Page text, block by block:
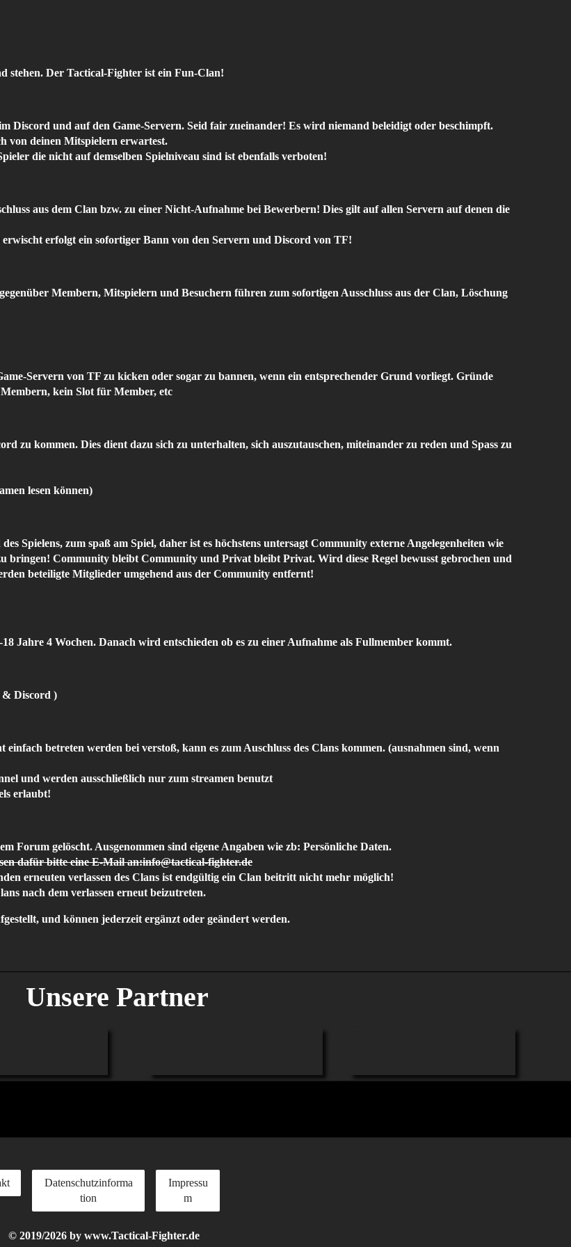
stehen. Der Tactical-Fighter ist ein Fun-Clan!
Discord und auf den Game-Servern. Seid fair zueinander! Es wird niemand beleidigt oder beschimpft.
von deinen Mitspielern erwartest.
die nicht auf demselben Spielniveau sind ist ebenfalls verboten!
aus dem Clan bzw. zu einer Nicht-Aufnahme bei Bewerbern! Dies gilt auf allen Servern auf denen die
erfolgt ein sofortiger Bann von den Servern und Discord von TF!
Membern, Mitspielern und Besuchern führen zum sofortigen Ausschluss aus der Clan, Löschung
Servern von TF zu kicken oder sogar zu bannen, wenn ein entsprechender Grund vorliegt. Gründe
kein Slot für Member, etc
zu kommen. Dies dient dazu sich zu unterhalten, sich auszutauschen, miteinander zu reden und Spass zu
lesen können)
Spielens, zum spaß am Spiel, daher ist es höchstens untersagt Community externe Angelegenheiten wie
bringen! Community bleibt Community und Privat bleibt Privat. Wird diese Regel bewusst gebrochen und
beteiligte Mitglieder umgehend aus der Community entfernt!
Jahre 4 Wochen. Danach wird entschieden ob es zu einer Aufnahme als Fullmember kommt.
& Discord )
betreten werden bei verstoß, kann es zum Auschluss des Clans kommen. (ausnahmen sind, wenn
und werden ausschließlich nur zum streamen benutzt
erlaubt!
Forum gelöscht. Ausgenommen sind eigene Angaben wie zb: Persönliche Daten.
dafür bitte eine E-Mail an:info@tactical-fighter.de
erneuten verlassen des Clans ist endgültig ein Clan beitritt nicht mehr möglich!
nach dem verlassen erneut beizutreten.
und können jederzeit ergänzt oder geändert werden.
Unsere Partner
Datenschutzinforma
tion
Impressu
m
© 2019/2026 by www.Tactical-Fighter.de